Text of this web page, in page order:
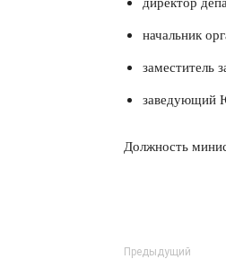
начальник
заместитель
заведующий
Должность
Предыдущий